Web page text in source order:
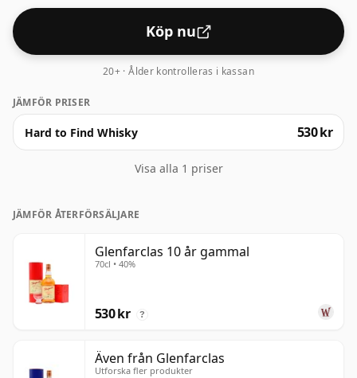
touch av kanelkrydda. Avslutas i en lätt kryddig finish.
Köp nu
20+ · Ålder kontrolleras i kassan
JÄMFÖR PRISER
Hard to Find Whisky 530 kr
Visa alla 1 priser
JÄMFÖR ÅTERFÖRSÄLJARE
Glenfarclas 10 år gammal
70cl • 40%
530 kr ?
Även från Glenfarclas
Utforska fler produkter